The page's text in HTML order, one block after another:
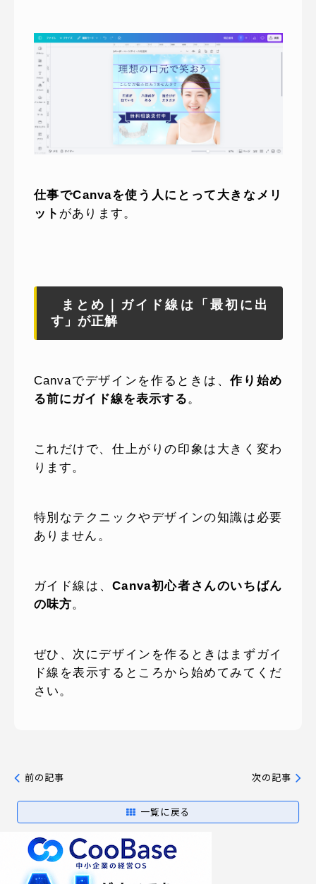
仕事でCanvaを使う人にとって大きなメリ
ット があります。
まとめ｜ガイド線は「最初に出
す」が正解
Canvaでデザインを作るときは、作り始め
る前にガイド線を表示する。
これだけで、仕上がりの印象は大きく変わ
ります。
特別なテクニックやデザインの知識は必要
ありません。
ガイド線は、Canva初心者さんのいちばん
の味方。
ぜひ、次にデザインを作るときはまずガイ
ド線を表示するところから始めてみてくだ
さい。
前の記事
一覧に戻る
次の記事